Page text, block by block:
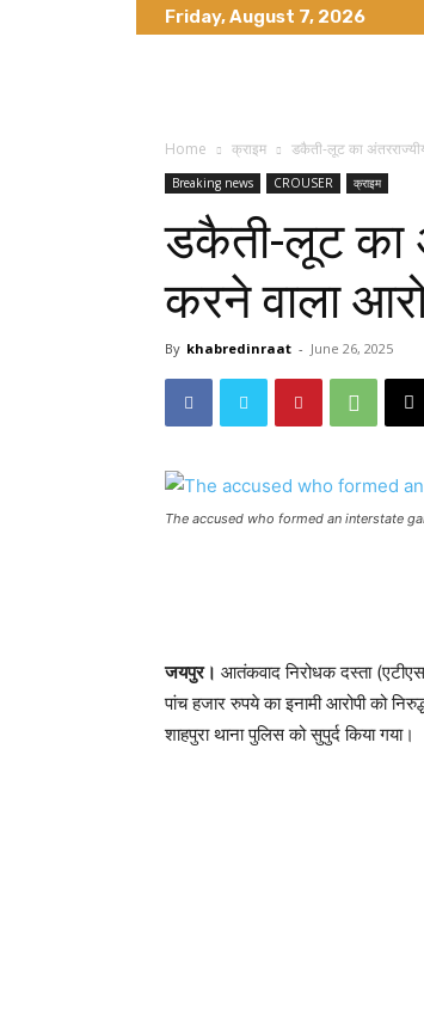
Friday, August 7, 2026
Home क्राइम डकैती-लूट का
Breaking news CROUSER क्राइम
डकैती-लूट का
करने वाला
By khabredinraat - June 26, 2025
The accused who formed an interstate
जयपुर। आतंकवाद निरोधक दस्ता
पांच हजार रुपये का इनामी आरोपी को
शाहपुरा थाना पुलिस को सुपुर्द किया गया।